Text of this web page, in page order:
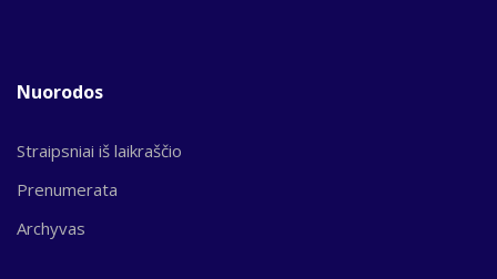
Nuorodos
Straipsniai iš laikraščio
Prenumerata
Archyvas